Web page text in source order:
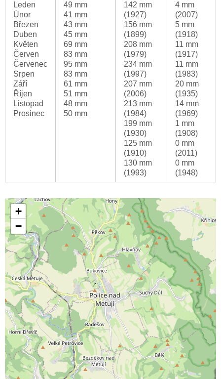
Leden
Únor
Březen
Duben
Květen
Červen
Červenec
Srpen
Září
Říjen
Listopad
Prosinec
49 mm
41 mm
43 mm
45 mm
69 mm
83 mm
95 mm
83 mm
61 mm
51 mm
48 mm
50 mm
142 mm
(1927)
156 mm
(1899)
208 mm
(1979)
234 mm
(1997)
207 mm
(2006)
213 mm
(1984)
199 mm
(1930)
125 mm
(1910)
130 mm
(1993)
4 mm
(2007)
5 mm
(1918)
11 mm
(1917)
11 mm
(1983)
20 mm
(1935)
14 mm
(1969)
1 mm
(1908)
0 mm
(2011)
0 mm
(1948)
+
−